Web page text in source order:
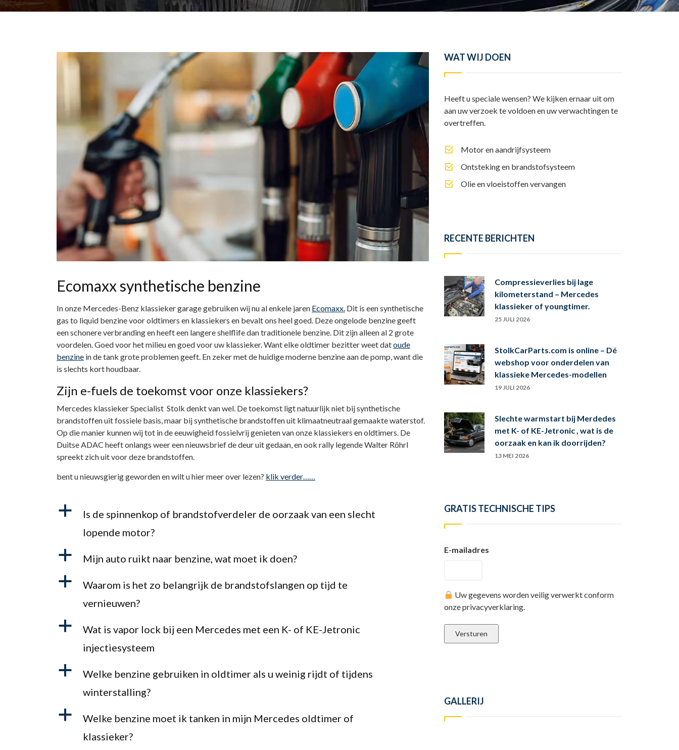
Ecomaxx synthetische benzine
In onze Mercedes-Benz klassieker garage gebruiken wij nu al enkele jaren Ecomaxx. Dit is een synthetische
gas to liquid benzine voor oldtimers en klassiekers en bevalt ons heel goed. Deze ongelode benzine geeft
een schonere verbranding en heeft een langere shelflife dan traditionele benzine. Dit zijn alleen al 2 grote
voordelen. Goed voor het milieu en goed voor uw klassieker. Want elke oldtimer bezitter weet datoude
benzine in de tank grote problemen geeft. En zeker met de huidige moderne benzine aan de pomp, want die
is slechts kort houdbaar.
Zijn e-fuels de toekomst voor onze klassiekers?
Mercedes klassieker Specialist Stolk denkt van wel. De toekomst ligt natuurlijk niet bij synthetische
brandstoffen uit fossiele basis, maar bij synthetische brandstoffen uit klimaatneutraal gemaakte waterstof.
Op die manier kunnen wij tot in de eeuwigheid fossielvrij genieten van onze klassiekers en oldtimers. De
Duitse ADAC heeft onlangs weer een nieuwsbrief de deur uit gedaan, en ook rally legende Walter Röhrl
spreekt zich uit voor deze brandstoffen.
bent u nieuwsgierig geworden en wilt u hier meer over lezen? klik verder……
a
Is de spinnenkop of brandstofverdeler de oorzaak van een slecht
lopende motor?
a Mijn auto ruikt naar benzine, wat moet ik doen?
a
Waarom is het zo belangrijk de brandstofslangen op tijd te
vernieuwen?
a
Wat is vapor lock bij een Mercedes met een K- of KE-Jetronic
injectiesysteem
a
Welke benzine gebruiken in oldtimer als u weinig rijdt of tijdens
winterstalling?
a
Welke benzine moet ik tanken in mijn Mercedes oldtimer of
klassieker?
WAT WIJ DOEN
Heeft u speciale wensen? We kijken ernaar uit om
aan uw verzoek te voldoen en uw verwachtingen te
overtreffen.
Motor en aandrijfsysteem
Ontsteking en brandstofsysteem
Olie en vloeistoffen vervangen
RECENTE BERICHTEN
Compressieverlies bij lage
kilometerstand – Mercedes
klassieker of youngtimer.
25 JULI 2026
StolkCarParts.com is online – Dé
webshop voor onderdelen van
klassieke Mercedes-modellen
19 JULI 2026
Slechte warmstart bij Merdedes
met K- of KE-Jetronic , wat is de
oorzaak en kan ik doorrijden?
13 MEI 2026
GRATIS TECHNISCHE TIPS
E-mailadres
Uw gegevens worden veilig verwerkt conform
onze privacyverklaring.
GALLERIJ
I
A
l